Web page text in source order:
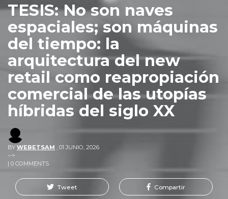
TESIS: No son naves
espaciales; son máquinas
del tiempo: la
arquitectura del new
retail como reapropiación
comercial de las utopías
híbridas del siglo XX
BY WEBETSAM , 01 JUNIO, 2026
-->
| 0 COMMENTS
Tweet Compartir